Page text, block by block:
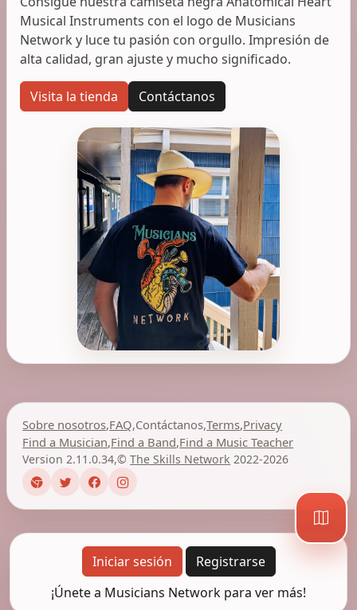
Musical Instruments con el logo de Musicians
Network y luce tu pasión con orgullo. Impresión de
alta calidad, gran ajuste y mucho significado.
Visita la tienda Contáctanos
Sobre nosotros,FAQ,Contáctanos,Terms,Privacy
Find a Musician,Find a Band,Find a Music Teacher
Version 2.11.0.34,©The Skills Network 2022-2026
Iniciar sesión
Registrarse
¡Únete a Musicians Network para ver más!